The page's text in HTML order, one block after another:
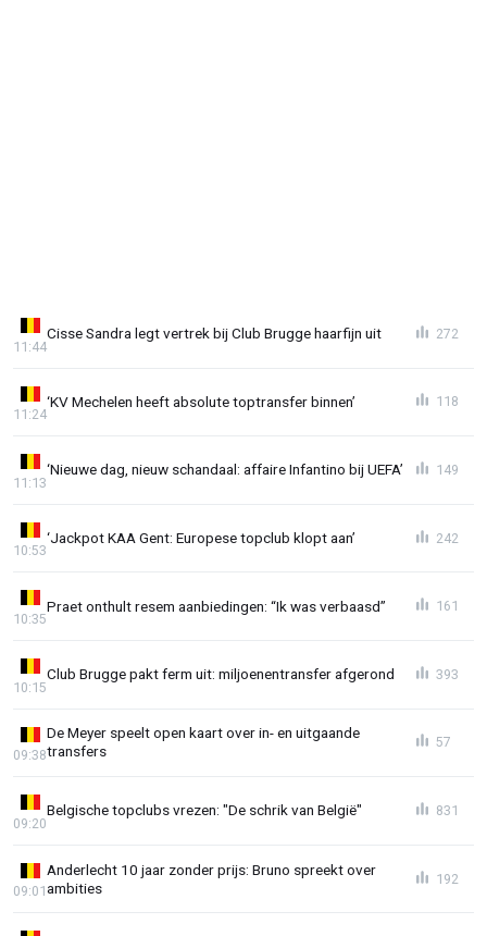
Cisse Sandra legt vertrek bij Club Brugge haarfijn uit
11:44
272
‘KV Mechelen heeft absolute toptransfer binnen’
11:24
118
‘Nieuwe dag, nieuw schandaal: affaire Infantino bij UEFA’
11:13
149
‘Jackpot KAA Gent: Europese topclub klopt aan’
10:53
242
Praet onthult resem aanbiedingen: “Ik was verbaasd”
10:35
161
Club Brugge pakt ferm uit: miljoenentransfer afgerond
10:15
393
De Meyer speelt open kaart over in- en uitgaande
transfers
09:38
57
Belgische topclubs vrezen: "De schrik van België"
09:20
831
Anderlecht 10 jaar zonder prijs: Bruno spreekt over
ambities
09:01
192